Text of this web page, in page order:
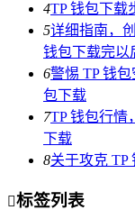
4TP 钱包下载
5详细指南，
钱包下载完以
6警惕 TP 钱
包下载
7TP 钱包行情
下载
8关于攻克 TP
标签列表